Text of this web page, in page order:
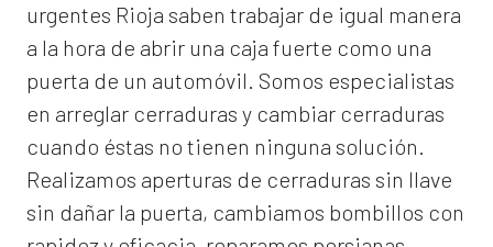
urgentes Rioja saben trabajar de igual manera
a la hora de abrir una caja fuerte como una
puerta de un automóvil. Somos especialistas
en arreglar cerraduras y cambiar cerraduras
cuando éstas no tienen ninguna solución.
Realizamos aperturas de cerraduras sin llave
sin dañar la puerta, cambiamos bombillos con